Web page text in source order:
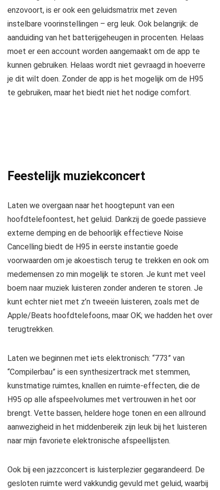
enzovoort, is er ook een geluidsmatrix met zeven
instelbare voorinstellingen – erg leuk. Ook belangrijk: de
aanduiding van het batterijgeheugen in procenten. Helaas
moet er een account worden aangemaakt om de app te
kunnen gebruiken. Helaas wordt niet gevraagd in hoeverre
je dit wilt doen. Zonder de app is het mogelijk om de H95
te gebruiken, maar het biedt niet het nodige comfort.
Feestelijk muziekconcert
Laten we overgaan naar het hoogtepunt van een
hoofdtelefoontest, het geluid. Dankzij de goede passieve
externe demping en de behoorlijk effectieve Noise
Cancelling biedt de H95 in eerste instantie goede
voorwaarden om je akoestisch terug te trekken en ook om
medemensen zo min mogelijk te storen. Je kunt met veel
boem naar muziek luisteren zonder anderen te storen. Je
kunt echter niet met z’n tweeën luisteren, zoals met de
Apple/Beats hoofdtelefoons, maar OK; we hadden het over
terugtrekken.
Laten we beginnen met iets elektronisch: “773” van
“Compilerbau” is een synthesizertrack met stemmen,
kunstmatige ruimtes, knallen en ruimte-effecten, die de
H95 op alle afspeelvolumes met vertrouwen in het oor
brengt. Vette bassen, heldere hoge tonen en een allround
aanwezigheid in het middenbereik zijn leuk bij het luisteren
naar mijn favoriete elektronische afspeellijsten.
Ook bij een jazzconcert is luisterplezier gegarandeerd. De
gesloten ruimte werd vakkundig gevuld met geluid, waarbij